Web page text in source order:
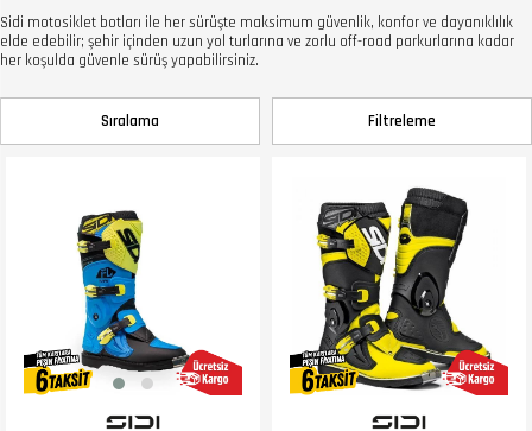
Sidi motosiklet botları ile her sürüşte maksimum güvenlik, konfor ve dayanıklılık
elde edebilir; şehir içinden uzun yol turlarına ve zorlu off-road parkurlarına kadar
her koşulda güvenle sürüş yapabilirsiniz.
Filtreleme
Sıralama